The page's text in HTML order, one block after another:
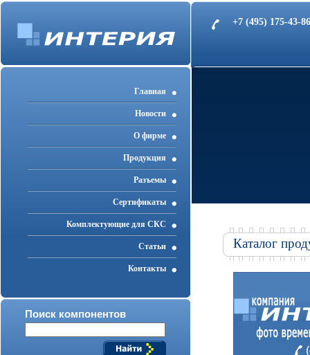
+7 (495) 175-43-
Главная
Новости
О фирме
Продукция
Разъемы
Cертификаты
Комплектующие для СКС
Статьи
Контакты
Поиск компонентов
Каталог